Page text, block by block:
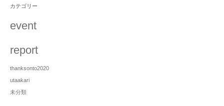
カテゴリー
event
report
thanksonto2020
utaakari
未分類